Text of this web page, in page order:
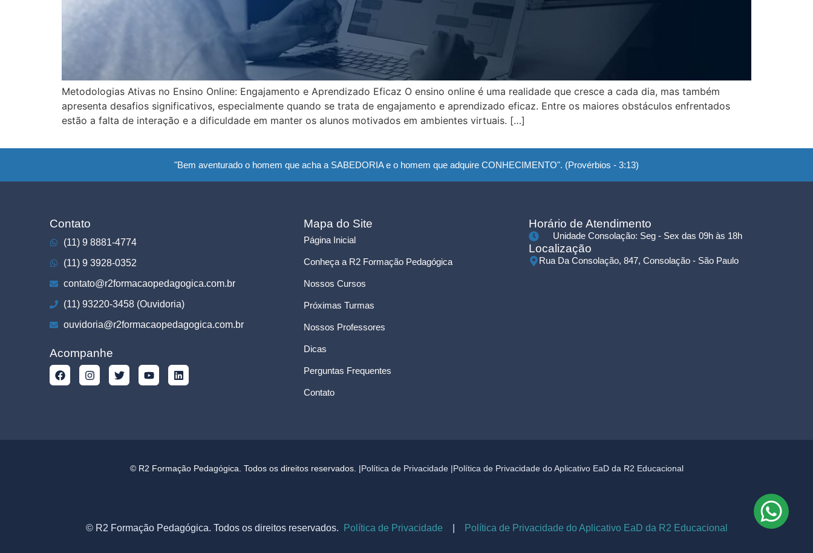
Metodologias Ativas no Ensino Online: Engajamento e Aprendizado Eficaz O ensino online é uma realidade que cresce a cada dia, mas também
apresenta desafios significativos, especialmente quando se trata de engajamento e aprendizado eficaz. Entre os maiores obstáculos enfrentados
estão a falta de interação e a dificuldade em manter os alunos motivados em ambientes virtuais. […]
"Bem aventurado o homem que acha a SABEDORIA e o homem que adquire CONHECIMENTO". (Provérbios - 3:13)
Contato
(11) 9 8881-4774
(11) 9 3928-0352
contato@r2formacaopedagogica.com.br
(11) 93220-3458 (Ouvidoria)
ouvidoria@r2formacaopedagogica.com.br
Acompanhe
Mapa do Site
Página Inicial
Conheça a R2 Formação Pedagógica
Nossos Cursos
Próximas Turmas
Nossos Professores
Dicas
Perguntas Frequentes
Contato
Horário de Atendimento
Unidade Consolação: Seg - Sex das 09h às 18h
Localização
Rua Da Consolação, 847, Consolação - São Paulo
© R2 Formação Pedagógica. Todos os direitos reservados. |Política de Privacidade |Política de Privacidade do Aplicativo EaD da R2 Educacional
© R2 Formação Pedagógica. Todos os direitos reservados. Política de Privacidade Política de Privacidade do Aplicativo EaD da R2 Educacional